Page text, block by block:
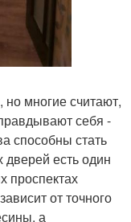
многие считают,
себя -
способны стать
есть один
проспектах
от точного
а